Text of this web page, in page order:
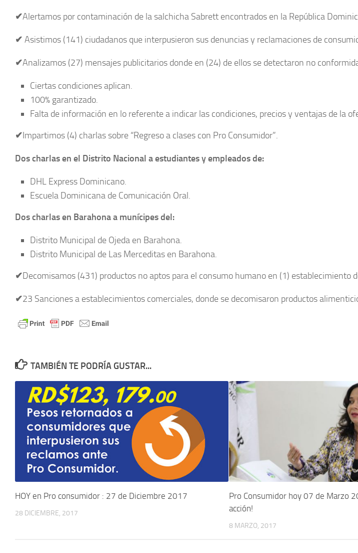
✔Alertamos por contaminación de la salchicha Sabrett encontrados en la República
✔ Asistimos (141) ciudadanos que interpusieron sus denuncias y reclamaciones de
✔Analizamos (27) mensajes publicitarios donde en (24) de ellos se detectaron no
Ciertas condiciones aplican.
100% garantizado.
Falta de información en lo referente a indicar las condiciones, precios y ventajas de la
✔Impartimos (4) charlas sobre “Regreso a clases con Pro Consumidor”.
Dos charlas en el Distrito Nacional a estudiantes y empleados de:
DHL Express Dominicano.
Escuela Dominicana de Comunicación Oral.
Dos charlas en Barahona a munícipes del:
Distrito Municipal de Ojeda en Barahona.
Distrito Municipal de Las Merceditas en Barahona.
✔Decomisamos (431) productos no aptos para el consumo humano en (1) establecimiento
✔23 Sanciones a establecimientos comerciales, donde se decomisaron productos
TAMBIÉN TE PODRÍA GUSTAR...
HOY en Pro consumidor : 27 de Diciembre 2017
28 DICIEMBRE, 2017
Pro Consumidor hoy 07 de Marzo
acción!
8 MARZO, 2017